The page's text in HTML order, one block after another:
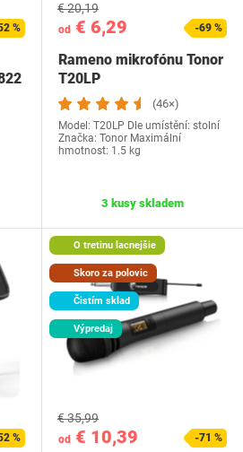
% od € 6,29
€ 20,19
-69 %
Rameno mikrofónu Tonor
T20LP
(46×)
Model: T20LP Dle umístění: stolní
Značka: Tonor Maximální
hmotnost: 1.5 kg
3 kusy skladem
%
O tretinu lacnejšie
Skoro za polovic
Čistím sklad
Výpredaj
od € 10,39
€ 35,99
-71 %